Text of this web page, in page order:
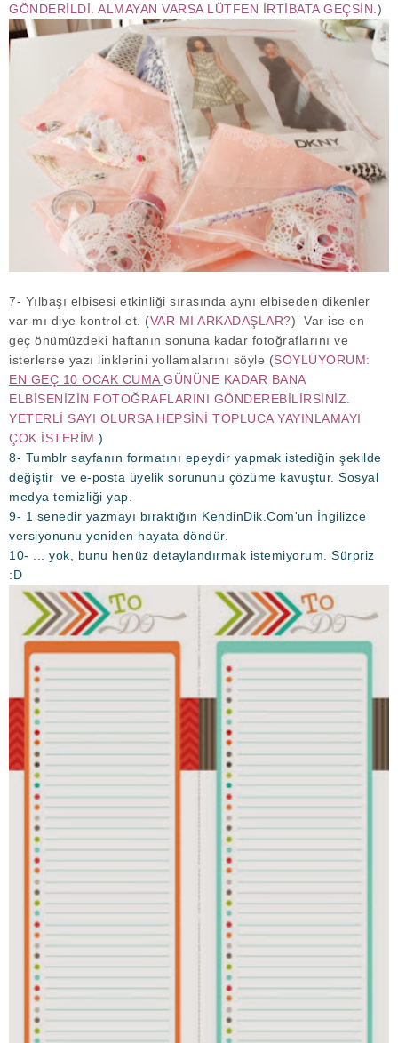
GÖNDERİLDİ. ALMAYAN VARSA LÜTFEN İRTİBATA GEÇSİN. )
7- Yılbaşı elbisesi etkinliği sırasında aynı elbiseden dikenler
var mı diye kontrol et. (VAR MI ARKADAŞLAR?) Var ise en
geç önümüzdeki haftanın sonuna kadar fotoğraflarını ve
isterlerse yazı linklerini yollamalarını söyle (SÖYLÜYORUM:
EN GEÇ 10 OCAK CUMA GÜNÜNE KADAR BANA
ELBİSENİZİN FOTOĞRAFLARINI GÖNDEREBİLİRSİNİZ.
YETERLİ SAYI OLURSA HEPSİNİ TOPLUCA YAYINLAMAYI
ÇOK İSTERİM. )
8- Tumblr sayfanın formatını epeydir yapmak istediğin şekilde
değiştir ve e-posta üyelik sorununu çözüme kavuştur. Sosyal
medya temizliği yap.
9- 1 senedir yazmayı bıraktığın KendinDik.Com'un İngilizce
versiyonunu yeniden hayata döndür.
10- ... yok, bunu henüz detaylandırmak istemiyorum. Sürpriz
:D